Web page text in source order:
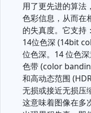
用了更先进的算法
色彩信息，从而在
的失真度。它支持：
14位色深 (14bit
位色深。14 位色
色带 (color
和高动态范围
无损或接近无损压
这意味着图像在多